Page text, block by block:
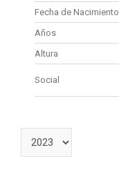
Fecha de Nacimiento
Años
Altura
Social